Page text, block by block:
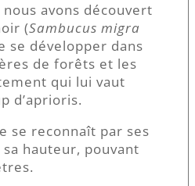
avons découvert
(Sambucus migra
se développer dans
de forêts et les
qui lui vaut
d’aprioris.
se reconnaît par ses
hauteur, pouvant